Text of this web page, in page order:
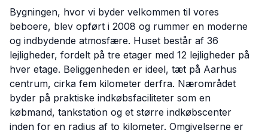
Bygningen, hvor vi byder velkommen til vores
beboere, blev opført i 2008 og rummer en moderne
og indbydende atmosfære. Huset består af 36
lejligheder, fordelt på tre etager med 12 lejligheder på
hver etage. Beliggenheden er ideel, tæt på Aarhus
centrum, cirka fem kilometer derfra. Nærområdet
byder på praktiske indkøbsfaciliteter som en
købmand, tankstation og et større indkøbscenter
inden for en radius af to kilometer. Omgivelserne er